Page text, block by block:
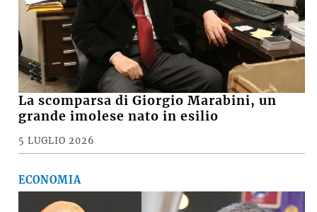
La scomparsa di Giorgio Marabini, un
grande imolese nato in esilio
5 LUGLIO 2026
ECONOMIA